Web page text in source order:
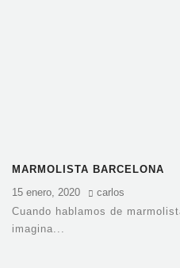
MARMOLISTA BARCELONA
15 enero, 2020
carlos
Cuando hablamos de
imagina...